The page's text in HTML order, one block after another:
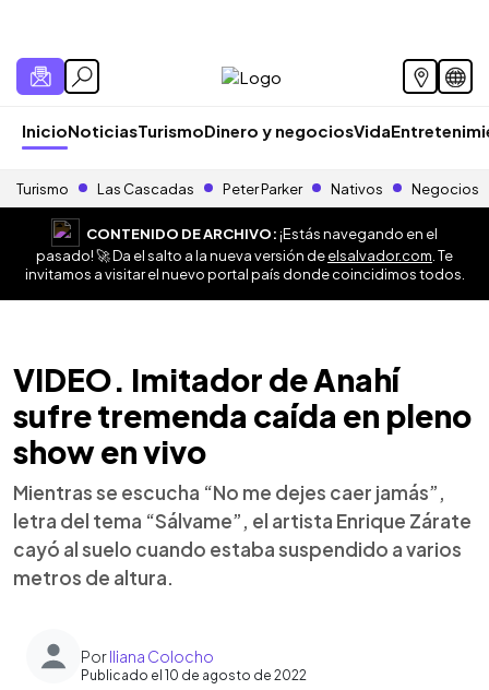
InicioNoticiasTurismoDinero y negociosVida
Turismo Las Cascadas Peter Parker Nativos Negocios
CONTENIDO DE ARCHIVO:¡Estás navegando en el
pasado! 🚀 Da el salto a la nueva versión deelsalvador.com . Te
invitamos a visitar el nuevo portal país donde coincidimos todos.
VIDEO. Imitador de Anahí
sufre tremenda caída en pleno
show en vivo
Mientras se escucha “No me dejes caer jamás”,
letra del tema “Sálvame”, el artista Enrique Zárate
cayó al suelo cuando estaba suspendido a varios
metros de altura.
PorIliana Colocho
Publicado el 10 de agosto de 2022